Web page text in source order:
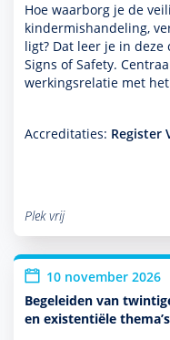
Hoe waarborg je de
kinder­mis­handeling,
ligt? Dat leer je in
Signs of Safety.
wer­kingsrelatie met
Accreditaties: Register
Plek vrij
10 november 2026
Begeleiden van
en existentiële thema’s